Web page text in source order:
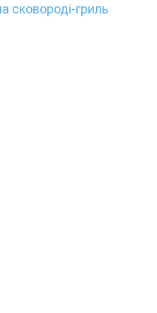
сковороді-гриль